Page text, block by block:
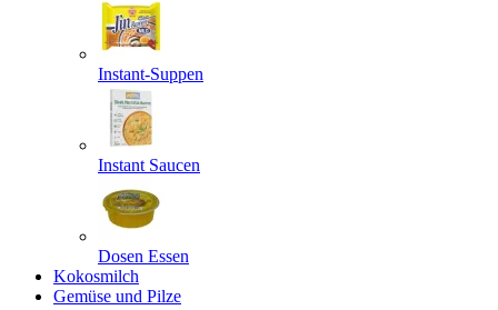
Instant-Suppen
Instant Saucen
Dosen Essen
Kokosmilch
Gemüse und Pilze